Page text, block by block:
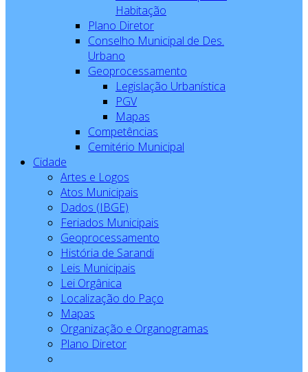
Habitação
Plano Diretor
Conselho Municipal de Des.
Urbano
Geoprocessamento
Legislação Urbanística
PGV
Mapas
Competências
Cemitério Municipal
Cidade
Artes e Logos
Atos Municipais
Dados (IBGE)
Feriados Municipais
Geoprocessamento
História de Sarandi
Leis Municipais
Lei Orgânica
Localização do Paço
Mapas
Organização e Organogramas
Plano Diretor